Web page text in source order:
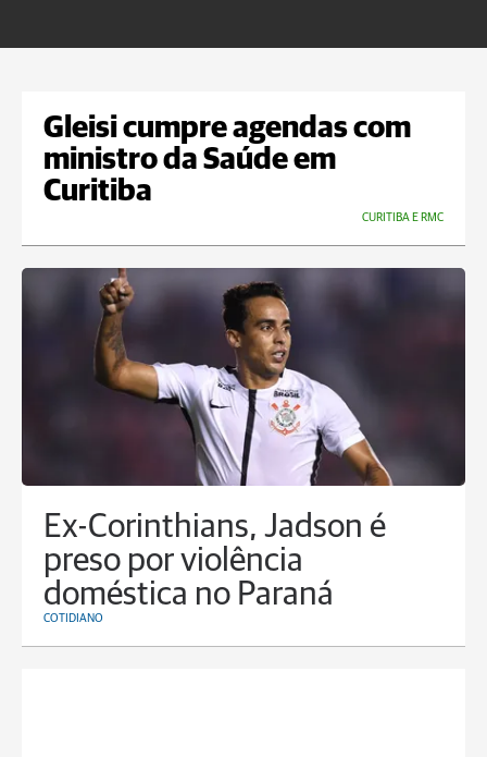
Gleisi cumpre agendas com
ministro da Saúde em
Curitiba
CURITIBA E RMC
Ex-Corinthians, Jadson é
preso por violência
doméstica no Paraná
COTIDIANO